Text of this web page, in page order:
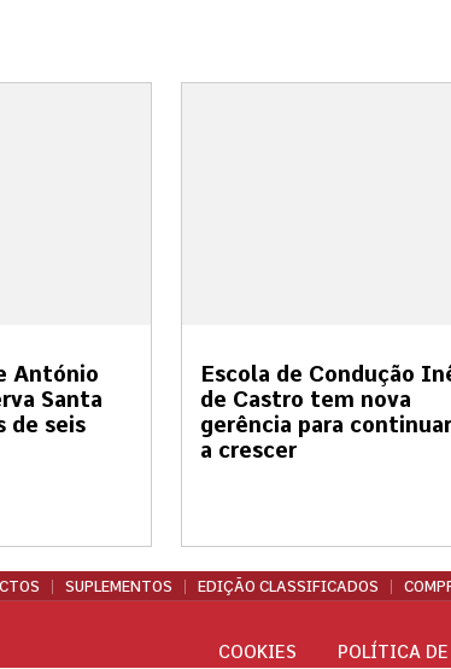
António
Santa
de seis
Escola de Condução
de Castro tem nova
gerência para continuar
a crescer
SUPLEMENTOS EDIÇÃO CLASSIFICADOS
COOKIES POLÍTICA